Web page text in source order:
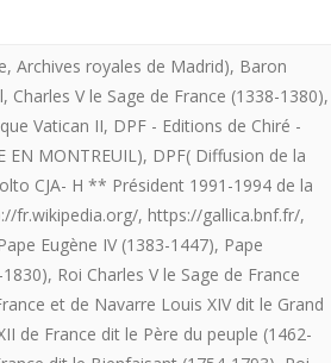
, Archives royales de Madrid), Baron
, Charles V le Sage de France (1338-1380),
Vatican II, DPF - Editions de Chiré -
EN MONTREUIL), DPF( Diffusion de la
CJA- H ** Président 1991-1994 de la
fr.wikipedia.org/, https://gallica.bnf.fr/,
Pape Eugène IV (1383-1447), Pape
, Roi Charles V le Sage de France
et de Navarre Louis XIV dit le Grand
de France dit le Père du peuple (1462-